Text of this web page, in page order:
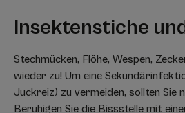
Insektenstiche
Stechmücken, Flöhe, Wespen,
wieder zu! Um eine
Juckreiz) zu vermeiden, sollten Sie
Beruhigen Sie die Bissstelle mit